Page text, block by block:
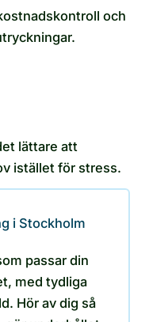
och
lättare att
istället för stress.
i Stockholm
passar din
med tydliga
Hör av dig så